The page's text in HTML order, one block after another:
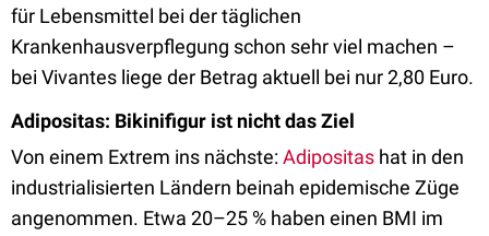
für Lebensmittel bei der täglichen
Krankenhausverpflegung schon sehr viel machen –
bei Vivantes liege der Betrag aktuell bei nur 2,80 Euro.
Adipositas: Bikinifigur ist nicht das Ziel
Von einem Extrem ins nächste:Adipositas hat in den
industrialisierten Ländern beinah epidemische Züge
angenommen. Etwa 20–25 % haben einen BMI im